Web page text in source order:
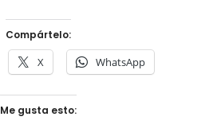
Compártelo:
X WhatsApp
Me gusta esto: